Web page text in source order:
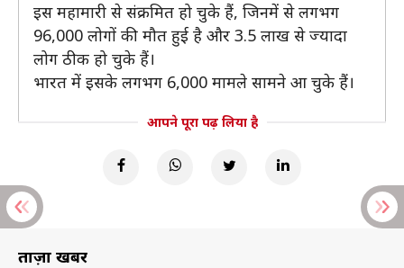
इस महामारी से संक्रमित हो चुके हैं, जिनमें से लगभग
96,000 लोगों की मौत हुई है और 3.5 लाख से ज्यादा
लोग ठीक हो चुके हैं।
भारत में इसके लगभग 6,000 मामले सामने आ चुके हैं।
आपने पूरा पढ़ लिया है
ताज़ा खबरें